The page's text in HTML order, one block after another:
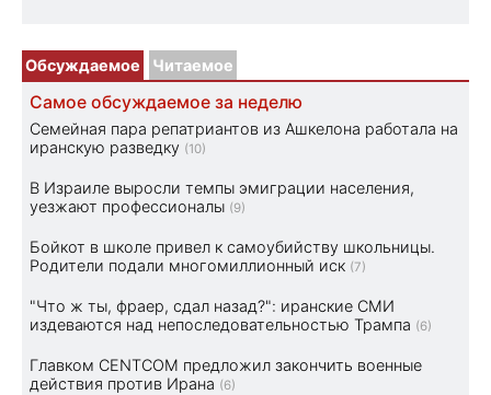
Обсуждаемое Читаемое
Самое обсуждаемое за неделю
Семейная пара репатриантов из Ашкелона работала на
иранскую разведку (10)
В Израиле выросли темпы эмиграции населения,
уезжают профессионалы (9)
Бойкот в школе привел к самоубийству школьницы.
Родители подали многомиллионный иск (7)
"Что ж ты, фраер, сдал назад?": иранские СМИ
издеваются над непоследовательностью Трампа (6)
Главком CENTCOM предложил закончить военные
действия против Ирана (6)